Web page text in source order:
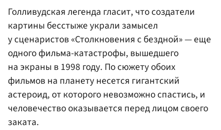
Голливудская легенда гласит, что создатели
картины бесстыже украли замысел
у сценаристов «Столкновения с бездной» — еще
одного фильма-катастрофы, вышедшего
на экраны в 1998 году. По сюжету обоих
фильмов на планету несется гигантский
астероид, от которого невозможно спастись, и
человечество оказывается перед лицом своего
заката.